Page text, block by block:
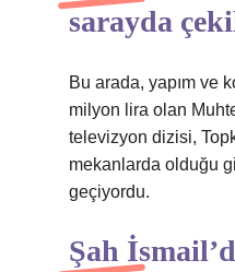
sarayda
Bu arada, yapım ve
milyon lira olan
televizyon dizisi,
mekanlarda olduğu
geçiyordu.
Şah